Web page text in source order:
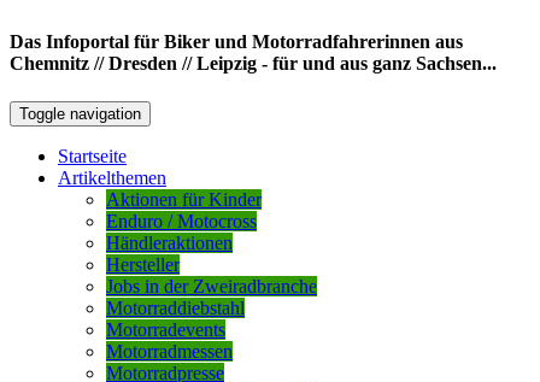
Das Infoportal für Biker und Motorradfahrerinnen aus
Chemnitz // Dresden // Leipzig - für und aus ganz Sachsen...
Toggle navigation
Startseite
Artikelthemen
Aktionen für Kinder
Enduro / Motocross
Händleraktionen
Hersteller
Jobs in der Zweiradbranche
Motorraddiebstahl
Motorradevents
Motorradmessen
Motorradpresse